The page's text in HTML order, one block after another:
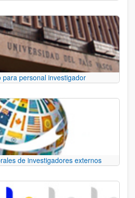
para personal investigador
de investigadores externos